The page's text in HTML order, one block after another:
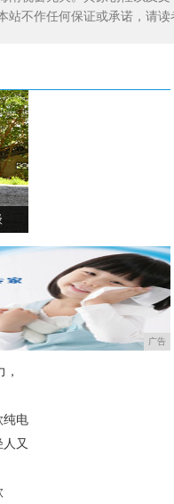
站不作任何保证或承诺，请
广告
纯电
又